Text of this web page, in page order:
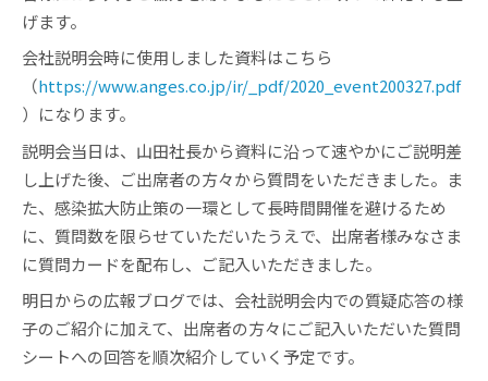
げます。
会社説明会時に使用しました資料はこちら
（https://www.anges.co.jp/ir/_pdf/2020_event200327.pdf
）になります。
説明会当日は、山田社長から資料に沿って速やかにご説明差
し上げた後、ご出席者の方々から質問をいただきました。ま
た、感染拡大防止策の一環として長時間開催を避けるため
に、質問数を限らせていただいたうえで、出席者様みなさま
に質問カードを配布し、ご記入いただきました。
明日からの広報ブログでは、会社説明会内での質疑応答の様
子のご紹介に加えて、出席者の方々にご記入いただいた質問
シートへの回答を順次紹介していく予定です。